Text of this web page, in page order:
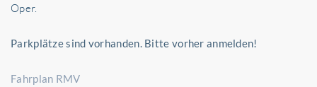
Oper.
Parkplätze sind vorhanden. Bitte vorher anmelden!
Fahrplan RMV